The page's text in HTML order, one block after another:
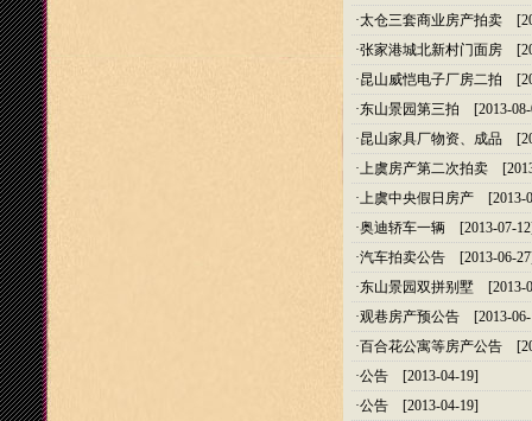
·太仓三套商业房产拍卖
·张家港城北新村门面房
·昆山威恺电子厂房二拍
·东山景园第三拍 [2013-
·昆山家具厂物资、成品
·上虞房产第二次拍卖
·上虞中央假日房产 [2013-
·奥迪轿车一辆 [2013-07-
·汽车拍卖公告 [2013-06-
·东山景园双拼别墅 [2013-
·观巷房产预公告 [2013-
·百合花公寓等房产公告
·公告 [2013-04-19]
·公告 [2013-04-19]